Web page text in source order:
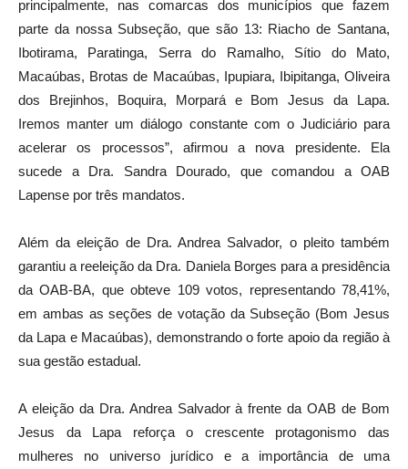
principalmente, nas comarcas dos municípios que fazem
parte da nossa Subseção, que são 13: Riacho de Santana,
Ibotirama, Paratinga, Serra do Ramalho, Sítio do Mato,
Macaúbas, Brotas de Macaúbas, Ipupiara, Ibipitanga, Oliveira
dos Brejinhos, Boquira, Morpará e Bom Jesus da Lapa.
Iremos manter um diálogo constante com o Judiciário para
acelerar os processos”, afirmou a nova presidente. Ela
sucede a Dra. Sandra Dourado, que comandou a OAB
Lapense por três mandatos.
Além da eleição de Dra. Andrea Salvador, o pleito também
garantiu a reeleição da Dra. Daniela Borges para a presidência
da OAB-BA, que obteve 109 votos, representando 78,41%,
em ambas as seções de votação da Subseção (Bom Jesus
da Lapa e Macaúbas), demonstrando o forte apoio da região à
sua gestão estadual.
A eleição da Dra. Andrea Salvador à frente da OAB de Bom
Jesus da Lapa reforça o crescente protagonismo das
mulheres no universo jurídico e a importância de uma